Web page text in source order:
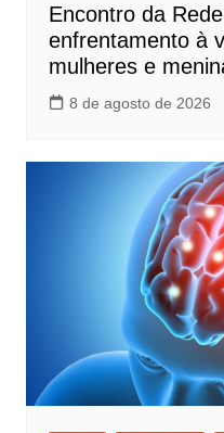
Encontro da
enfrentamento à
mulheres e
8 de agosto de 2026